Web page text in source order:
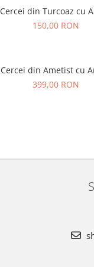
Cercei din Turcoaz cu
150,00 RON
Cercei din Ametist cu
399,00 RON